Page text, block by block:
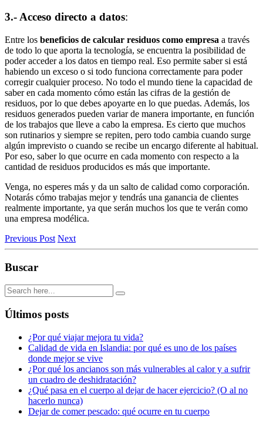
3.- Acceso directo a datos:
Entre los beneficios de calcular residuos como empresa a través
de todo lo que aporta la tecnología, se encuentra la posibilidad de
poder acceder a los datos en tiempo real. Eso permite saber si está
habiendo un exceso o si todo funciona correctamente para poder
corregir cualquier proceso. No todo el mundo tiene la capacidad de
saber en cada momento cómo están las cifras de la gestión de
residuos, por lo que debes apoyarte en lo que puedas. Además, los
residuos generados pueden variar de manera importante, en función
de los trabajos que lleve a cabo la empresa. Es cierto que muchos
son rutinarios y siempre se repiten, pero todo cambia cuando surge
algún imprevisto o cuando se recibe un encargo diferente al habitual.
Por eso, saber lo que ocurre en cada momento con respecto a la
cantidad de residuos producidos es más que importante.
Venga, no esperes más y da un salto de calidad como corporación.
Notarás cómo trabajas mejor y tendrás una ganancia de clientes
realmente importante, ya que serán muchos los que te verán como
una empresa modélica.
Previous Post Next
Buscar
Últimos posts
¿Por qué viajar mejora tu vida?
Calidad de vida en Islandia: por qué es uno de los países
donde mejor se vive
¿Por qué los ancianos son más vulnerables al calor y a sufrir
un cuadro de deshidratación?
¿Qué pasa en el cuerpo al dejar de hacer ejercicio? (O al no
hacerlo nunca)
Dejar de comer pescado: qué ocurre en tu cuerpo